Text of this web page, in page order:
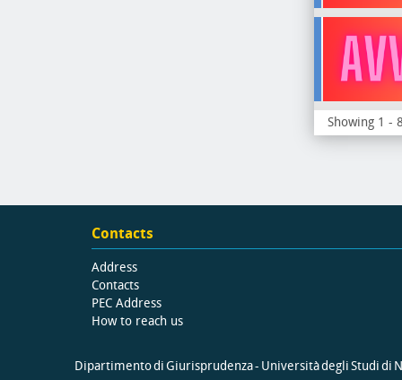
Showing 1 -
Contacts
Address
Contacts
PEC Address
How to reach us
Dipartimento di Giurisprudenza - Università degli Studi di